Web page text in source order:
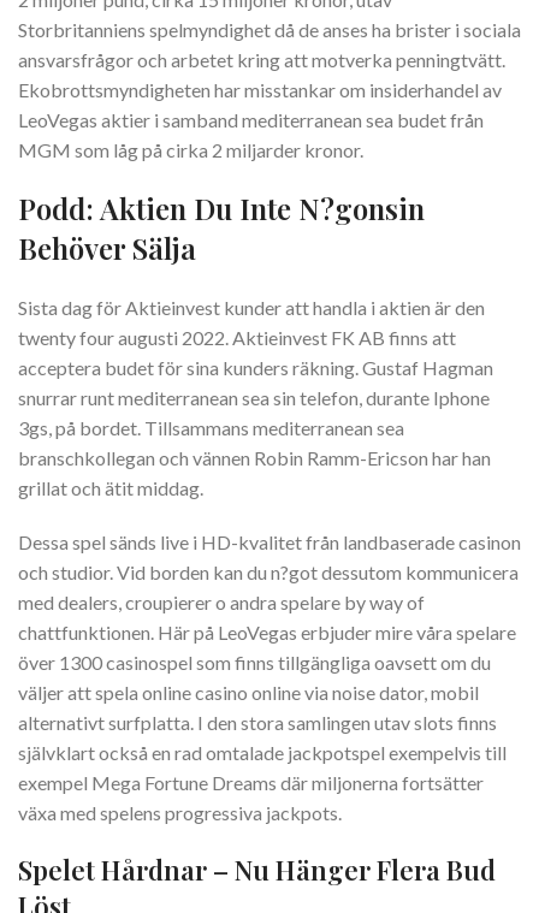
Storbritanniens spelmyndighet då de anses ha brister i sociala
ansvarsfrågor och arbetet kring att motverka penningtvätt.
Ekobrottsmyndigheten har misstankar om insiderhandel av
LeoVegas aktier i samband mediterranean sea budet från
MGM som låg på cirka 2 miljarder kronor.
Podd: Aktien Du Inte N?gonsin
Behöver Sälja
Sista dag för Aktieinvest kunder att handla i aktien är den
twenty four augusti 2022. Aktieinvest FK AB finns att
acceptera budet för sina kunders räkning. Gustaf Hagman
snurrar runt mediterranean sea sin telefon, durante Iphone
3gs, på bordet. Tillsammans mediterranean sea
branschkollegan och vännen Robin Ramm-Ericson har han
grillat och ätit middag.
Dessa spel sänds live i HD-kvalitet från landbaserade casinon
och studior. Vid borden kan du n?got dessutom kommunicera
med dealers, croupierer o andra spelare by way of
chattfunktionen. Här på LeoVegas erbjuder mire våra spelare
över 1300 casinospel som finns tillgängliga oavsett om du
väljer att spela online casino online via noise dator, mobil
alternativt surfplatta. I den stora samlingen utav slots finns
självklart också en rad omtalade jackpotspel exempelvis till
exempel Mega Fortune Dreams där miljonerna fortsätter
växa med spelens progressiva jackpots.
Spelet Hårdnar – Nu Hänger Flera Bud